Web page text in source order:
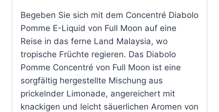
Begeben Sie sich mit dem Concentré Diabolo
Pomme E-Liquid von Full Moon auf eine
Reise in das ferne Land Malaysia, wo
tropische Früchte regieren. Das Diabolo
Pomme Concentré von Full Moon ist eine
sorgfältig hergestellte Mischung aus
prickelnder Limonade, angereichert mit
knackigen und leicht säuerlichen Aromen von